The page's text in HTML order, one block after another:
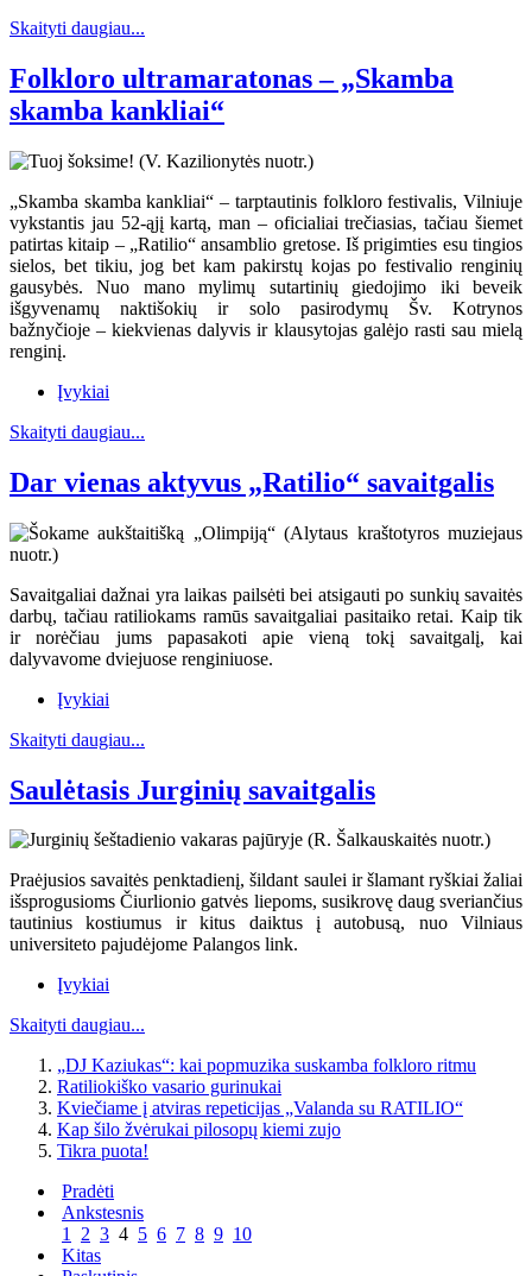
Skaityti daugiau...
Folkloro ultramaratonas – „Skamba
skamba kankliai“
„Skamba skamba kankliai“ – tarptautinis folkloro festivalis, Vilniuje
vykstantis jau 52-ąjį kartą, man – oficialiai trečiasias, tačiau šiemet
patirtas kitaip – „Ratilio“ ansamblio gretose. Iš prigimties esu tingios
sielos, bet tikiu, jog bet kam pakirstų kojas po festivalio renginių
gausybės. Nuo mano mylimų sutartinių giedojimo iki beveik
išgyvenamų naktišokių ir solo pasirodymų Šv. Kotrynos
bažnyčioje – kiekvienas dalyvis ir klausytojas galėjo rasti sau mielą
renginį.
Įvykiai
Skaityti daugiau...
Dar vienas aktyvus „Ratilio“ savaitgalis
Savaitgaliai dažnai yra laikas pailsėti bei atsigauti po sunkių savaitės
darbų, tačiau ratiliokams ramūs savaitgaliai pasitaiko retai. Kaip tik
ir norėčiau jums papasakoti apie vieną tokį savaitgalį, kai
dalyvavome dviejuose renginiuose.
Įvykiai
Skaityti daugiau...
Saulėtasis Jurginių savaitgalis
Praėjusios savaitės penktadienį, šildant saulei ir šlamant ryškiai žaliai
išsprogusioms Čiurlionio gatvės liepoms, susikrovę daug sveriančius
tautinius kostiumus ir kitus daiktus į autobusą, nuo Vilniaus
universiteto pajudėjome Palangos link.
Įvykiai
Skaityti daugiau...
„DJ Kaziukas“: kai popmuzika suskamba folkloro ritmu
Ratiliokiško vasario gurinukai
Kviečiame į atviras repeticijas „Valanda su RATILIO“
Kap šilo žvėrukai pilosopų kiemi zujo
Tikra puota!
Pradėti
Ankstesnis
1 2 3 4 5 6 7 8 9 10
Kitas